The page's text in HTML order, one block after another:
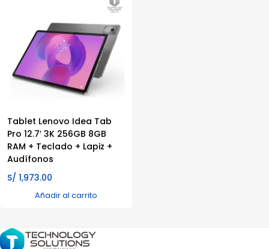
Tablet Lenovo Idea Tab
Pro 12.7′ 3K 256GB 8GB
RAM + Teclado + Lapiz +
Audífonos
S/ 1,973.00
Añadir al carrito